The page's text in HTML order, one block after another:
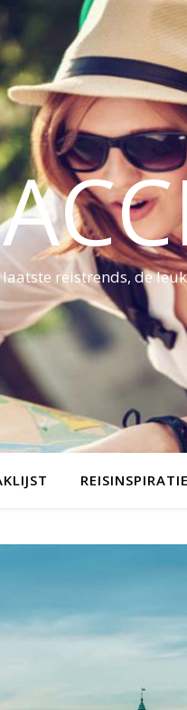
reistrends, de
REISINSPIRATIE